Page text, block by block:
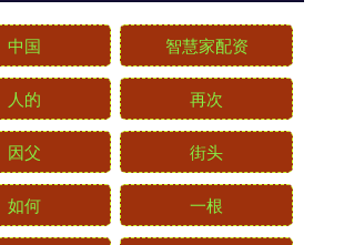
中国 智慧家配资
人的 再次
因父 街头
如何 一根